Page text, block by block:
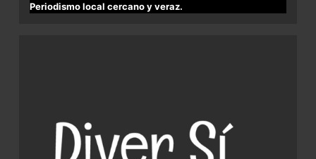
Periodismo local cercano y veraz.